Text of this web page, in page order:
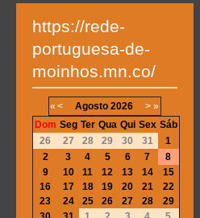
https://rede-
portuguesa-de-
moinhos.mn.co/
« < Agosto 2026 > »
Dom Seg Ter Qua Qui Sex Sáb
26
27 28 29 30 31
1
2
3 4 5 6 7
8
9
10 11 12 13 14
15
16
17 18 19 20 21
22
23
24 25 26 27 28
29